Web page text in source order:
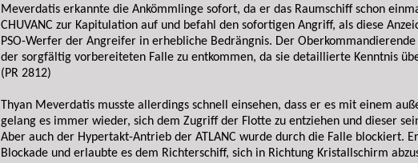
Meverdatis erkannte die Ankömmlinge sofort, da er das Raumschiff schon
CHUVANC zur Kapitulation auf und befahl den sofortigen Angriff, als diese
PSO-Werfer der Angreifer in erhebliche Bedrängnis. Der
der sorgfältig vorbereiteten Falle zu entkommen, da sie detaillierte Kenntnis
(PR 2812)
Thyan Meverdatis musste allerdings schnell einsehen, dass er es mit einem
gelang es immer wieder, sich dem Zugriff der Flotte zu entziehen und dieser
Aber auch der Hypertakt-Antrieb der ATLANC wurde durch die Falle blockiert.
Blockade und erlaubte es dem Richterschiff, sich in Richtung Kristallschirm